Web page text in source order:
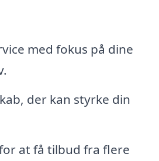
med fokus på dine
der kan styrke din
at få tilbud fra flere